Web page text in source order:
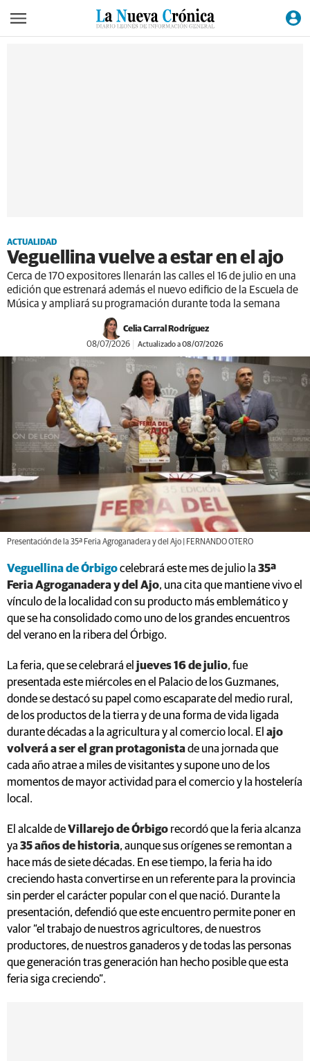
ACTUALIDAD
Veguellina vuelve a estar en el ajo
Cerca de 170 expositores llenarán las calles el 16 de julio en una
edición que estrenará además el nuevo edificio de la Escuela de
Música y ampliará su programación durante toda la semana
Celia Carral Rodríguez
08/07/2026 Actualizado a 08/07/2026
Presentación de la 35ª Feria Agroganadera y del Ajo | FERNANDO OTERO
Veguellina de Órbigocelebrará este mes de julio la 35ª
Feria Agroganadera y del Ajo, una cita que mantiene vivo el
vínculo de la localidad con su producto más emblemático y
que se ha consolidado como uno de los grandes encuentros
del verano en la ribera del Órbigo.
La feria, que se celebrará el jueves 16 de julio, fue
presentada este miércoles en el Palacio de los Guzmanes,
donde se destacó su papel como escaparate del medio rural,
de los productos de la tierra y de una forma de vida ligada
durante décadas a la agricultura y al comercio local. El ajo
volverá a ser el gran protagonistade una jornada que
cada año atrae a miles de visitantes y supone uno de los
momentos de mayor actividad para el comercio y la hostelería
local.
El alcalde deVillarejo de Órbigo recordó que la feria alcanza
ya 35 años de historia, aunque sus orígenes se remontan a
hace más de siete décadas. En ese tiempo, la feria ha ido
creciendo hasta convertirse en un referente para la provincia
sin perder el carácter popular con el que nació. Durante la
presentación, defendió que este encuentro permite poner en
valor “el trabajo de nuestros agricultores, de nuestros
productores, de nuestros ganaderos y de todas las personas
que generación tras generación han hecho posible que esta
feria siga creciendo”.